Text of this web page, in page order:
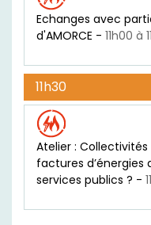
Echanges avec
d'AMORCE -
11h30
Atelier :
factures
services publics ? -